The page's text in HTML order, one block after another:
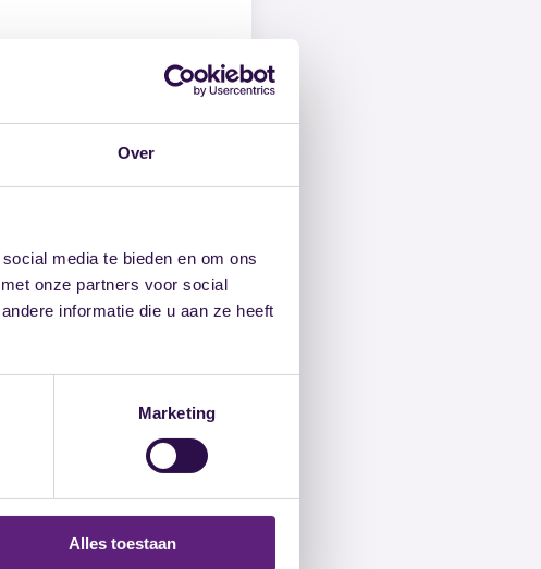
Over
media te bieden en om ons
onze partners voor social
informatie die u aan ze heeft
Marketing
Alles toestaan